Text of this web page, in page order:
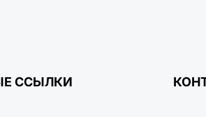
ССЫЛКИ